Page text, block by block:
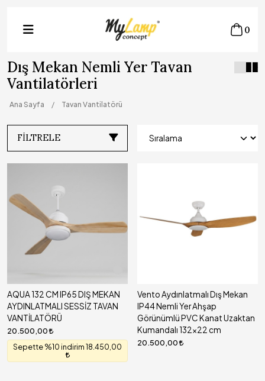
0
Dış Mekan Nemli Yer Tavan
Vantilatörleri
Ana Sayfa Tavan Vantilatörü
FILTRELE
AQUA 132 CM IP65 DIŞ MEKAN
AYDINLATMALI SESSİZ TAVAN
VANTİLATÖRÜ
20.500,00
Sepette %10 indirim 18.450,00
Vento Aydınlatmalı Dış Mekan
IP44 Nemli Yer Ahşap
Görünümlü PVC Kanat Uzaktan
Kumandalı 132x22 cm
20.500,00